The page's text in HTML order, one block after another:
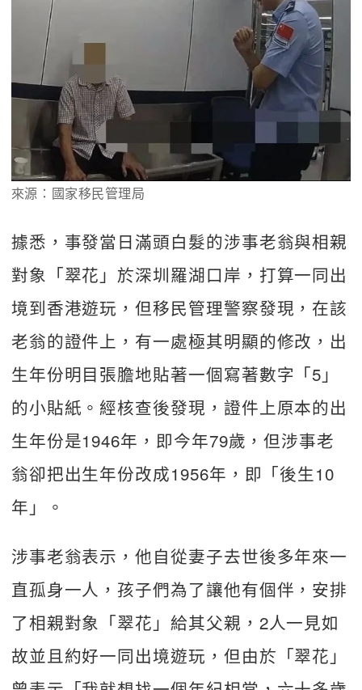
來源：國家移民管理局
據悉，事發當日滿頭白髮的涉事老翁與相親
對象「翠花」於深圳羅湖口岸，打算一同出
境到香港遊玩，但移民管理警察發現，在該
老翁的證件上，有一處極其明顯的修改，出
生年份明目張膽地貼著一個寫著數字「5」
的小貼紙。經核查後發現，證件上原本的出
生年份是1946年，即今年79歲，但涉事老
翁卻把出生年份改成1956年，即「後生10
年」。
涉事老翁表示，他自從妻子去世後多年來一
直孤身一人，孩子們為了讓他有個伴，安排
了相親對象「翠花」給其父親，2人一見如
故並且約好一同出境遊玩，但由於「翠花」